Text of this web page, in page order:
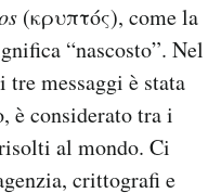
(κρυπτός), come la
“nascosto”. Nel
messaggi è stata
è considerato tra i
al mondo. Ci
crittografi e